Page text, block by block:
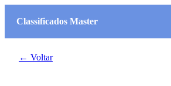
Classificados Master
← Voltar